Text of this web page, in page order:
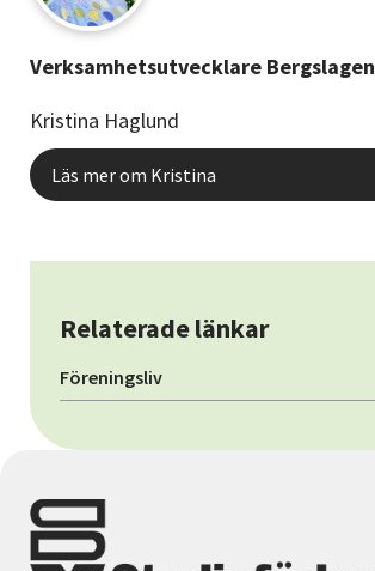
Verksamhetsutvecklare Bergslagen
Kristina Haglund
Läs mer om Kristina
Relaterade länkar
Föreningsliv